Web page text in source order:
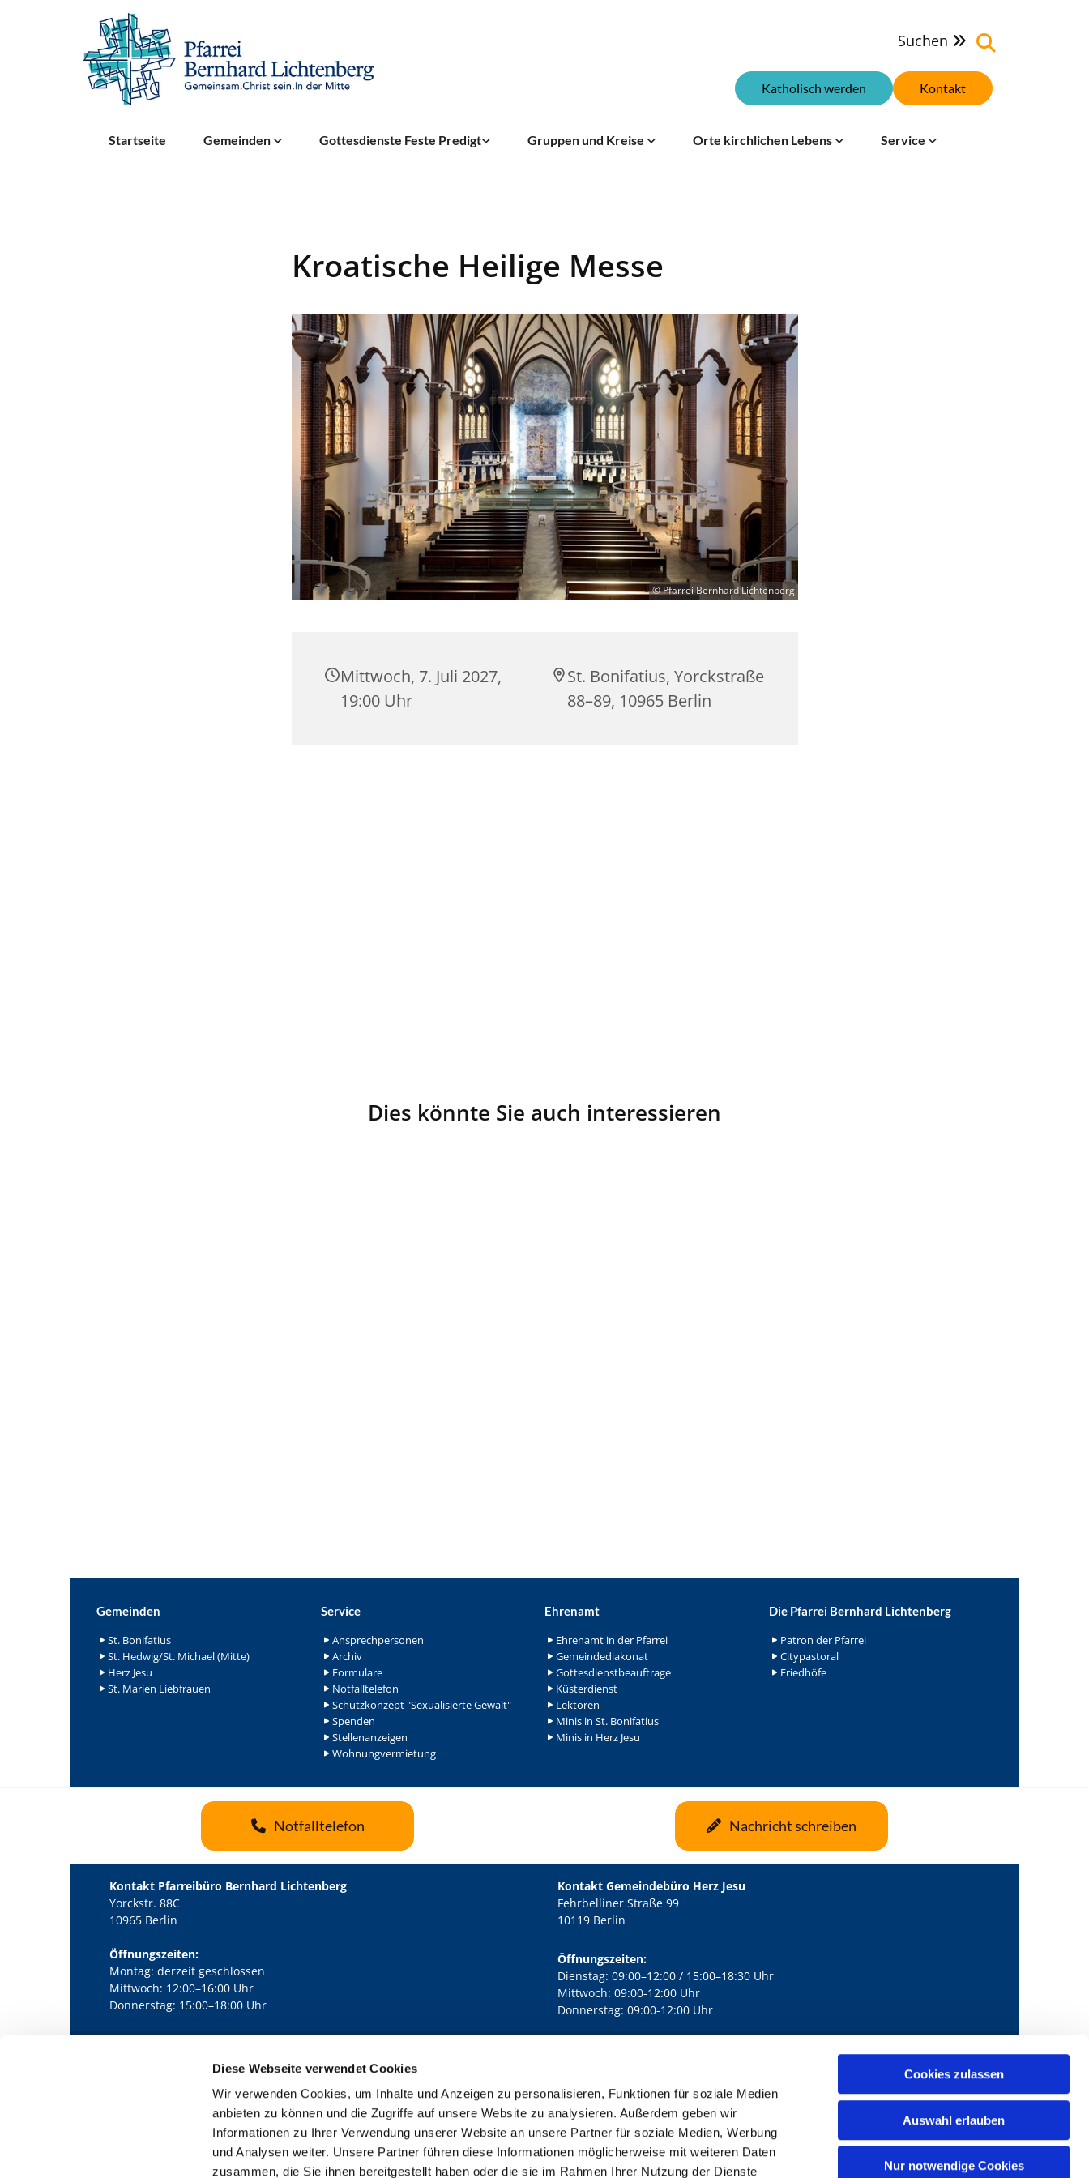
Diese Webseite verwendet Cookies
Wir verwenden Cookies, um Inhalte und Anzeigen zu personalisieren, Funktionen für soziale Medien
anbieten zu können und die Zugriffe auf unsere Website zu analysieren. Außerdem geben wir
Informationen zu Ihrer Verwendung unserer Website an unsere Partner für soziale Medien, Werbung
und Analysen weiter. Unsere Partner führen diese Informationen möglicherweise mit weiteren Daten
zusammen, die Sie ihnen bereitgestellt haben oder die sie im Rahmen Ihrer Nutzung der Dienste
Cookies zulassen
Auswahl erlauben
Nur notwendige Cookies
Suchen 
Kontakt
Katholisch werden
Startseite Gemeinden Gottesdienste Feste Predigt Gruppen und Kreise Orte kirchlichen Lebens Service
Kroatische Heilige Messe
© Pfarrei Bernhard Lichtenberg
Mittwoch, 7. Juli 2027,
19:00 Uhr
St. Bonifatius, Yorckstraße
88–89, 10965 Berlin
Dies könnte Sie auch interessieren
Gemeinden
St. Bonifatius
St. Hedwig/St. Michael (Mitte)
Herz Jesu
St. Marien Liebfrauen
Service
Ansprechpersonen
Archiv
Formulare
Notfalltelefon
Schutzkonzept "Sexualisierte Gewalt"
Spenden
Stellenanzeigen
Wohnungvermietung
Ehrenamt
Ehrenamt in der Pfarrei
Gemeindediakonat
Gottesdienstbeauftrage
Küsterdienst
Lektoren
Minis in St. Bonifatius
Minis in Herz Jesu
Die Pfarrei Bernhard Lichtenberg
Patron der Pfarrei
Citypastoral
Friedhöfe
Notfalltelefon Nachricht schreiben
Kontakt Pfarreibüro Bernhard Lichtenberg
Yorckstr. 88C
10965 Berlin
Öffnungszeiten:
Montag: derzeit geschlossen
Mittwoch: 12:00–16:00 Uhr
Donnerstag: 15:00–18:00 Uhr
Kontakt Gemeindebüro Herz Jesu
Fehrbelliner Straße 99
10119 Berlin
Öffnungszeiten:
Dienstag: 09:00–12:00 / 15:00–18:30 Uhr
Mittwoch: 09:00-12:00 Uhr
Donnerstag: 09:00-12:00 Uhr
Kath. Kirchengemeinde Pfarrei Bernhard Lichtenberg Berlin-Mitte · Yorckstr. 88C, 10965 Berlin mail@bernhard-lichtenberg.berlin
Kontaktinformationen Impressum